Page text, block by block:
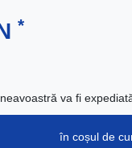
*
va fi
în coșul de